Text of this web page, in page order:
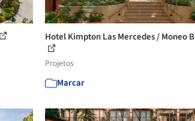
Hotel Kimpton Las Mercedes / Moneo
Projetos
Marcar